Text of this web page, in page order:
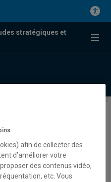
stratégiques et
la fin des
afin de collecter des
d’améliorer votre
des contenus vidéo,
etc. Vous